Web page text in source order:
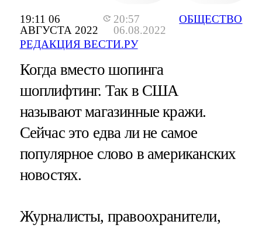
19:11 06
АВГУСТА 2022
20:57
06.08.2022
РЕДАКЦИЯ ВЕСТИ.РУ
ОБЩЕСТВО
Когда вместо шопинга
шоплифтинг. Так в США
называют магазинные кражи.
Сейчас это едва ли не самое
популярное слово в американских
новостях.
Журналисты, правоохранители,